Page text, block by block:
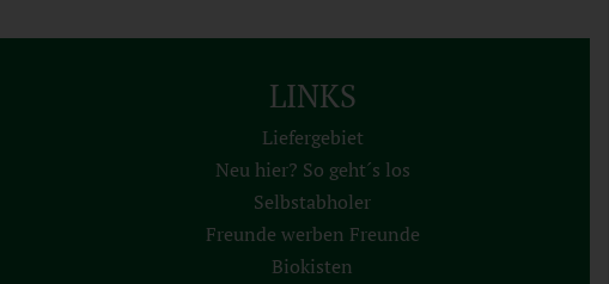
LINKS
Liefergebiet
Neu hier? So geht´s los
Selbstabholer
Freunde werben Freunde
Biokisten